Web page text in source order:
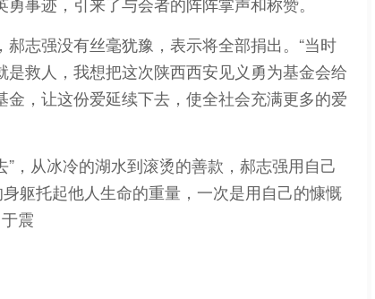
志强没有丝毫犹豫，表示将全部捐出。“当时
救人，我想把这次陕西西安见义勇为基金会给
，让这份爱延续下去，使全社会充满更多的爱
”，从冰冷的湖水到滚烫的善款，郝志强用自己
躯托起他人生命的重量，一次是用自己的慷慨
震